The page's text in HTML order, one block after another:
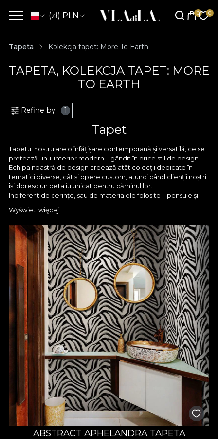
(zł) PLN
Tapeta Kolekcja tapet: More To Earth
TAPETA, KOLEKCJA TAPET: MORE
TO EARTH
Refine by 1
Tapet
Tapetul nostru are o înfățișare contemporană și versatilă, ce se
pretează unui interior modern – gândit în orice stil de design.
Echipa noastră de design creează atât colecții dedicate în
tematici diverse, cât și opere custom, atunci când clienții noștri
își doresc un detaliu unicat pentru căminul lor.
Indiferent de cerințe, sau de materialele folosite – pensule și
conturat de designerii VLAdiLA pornește în primul rând cu un
atenție la detalii, mult drag și răbdare, alimentat de satisfacția și
fericirea celor ce ne aleg sa le colorăm un “acasă” al visurilor lor.
Wyświetl więcej
ABSTRACT APHELANDRA TAPETA